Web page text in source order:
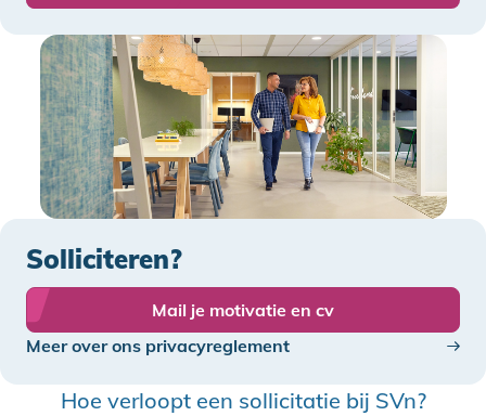
Solliciteren?
Mail je motivatie en cv
Meer over ons privacyreglement
Hoe verloopt een sollicitatie bij SVn?